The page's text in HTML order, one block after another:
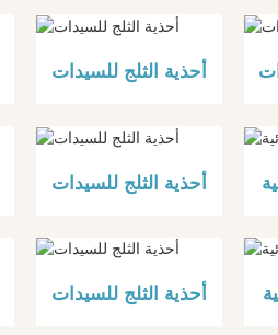
أحذية الثلج للسيدات
أحذية الثلج للسيدات
أحذية الثلج للسيدات